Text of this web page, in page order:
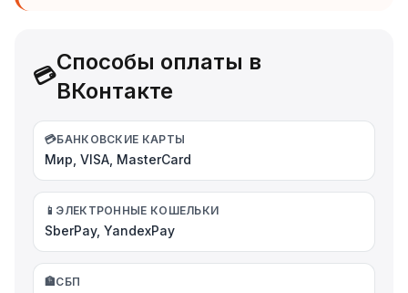
💳
Способы оплаты в
ВКонтакте
💳БАНКОВСКИЕ КАРТЫ
Мир, VISA, MasterCard
📱 ЭЛЕКТРОННЫЕ КОШЕЛЬКИ
SberPay, YandexPay
🏦СБП